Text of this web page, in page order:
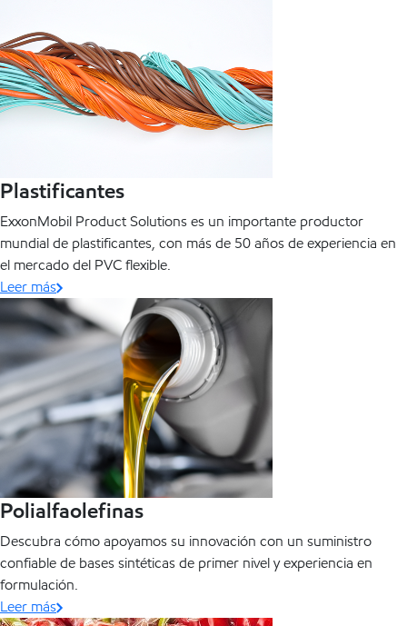
Plastificantes
ExxonMobil Product Solutions es un importante productor
mundial de plastificantes, con más de 50 años de experiencia en
el mercado del PVC flexible.
Leer más
Polialfaolefinas
Descubra cómo apoyamos su innovación con un suministro
confiable de bases sintéticas de primer nivel y experiencia en
formulación.
Leer más